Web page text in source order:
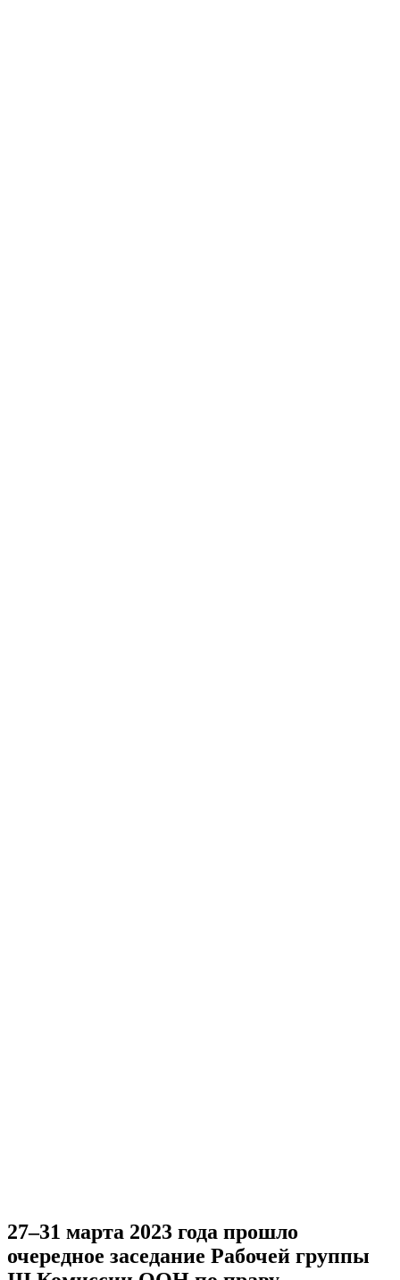
27–31 марта 2023 года прошло
очередное заседание Рабочей группы